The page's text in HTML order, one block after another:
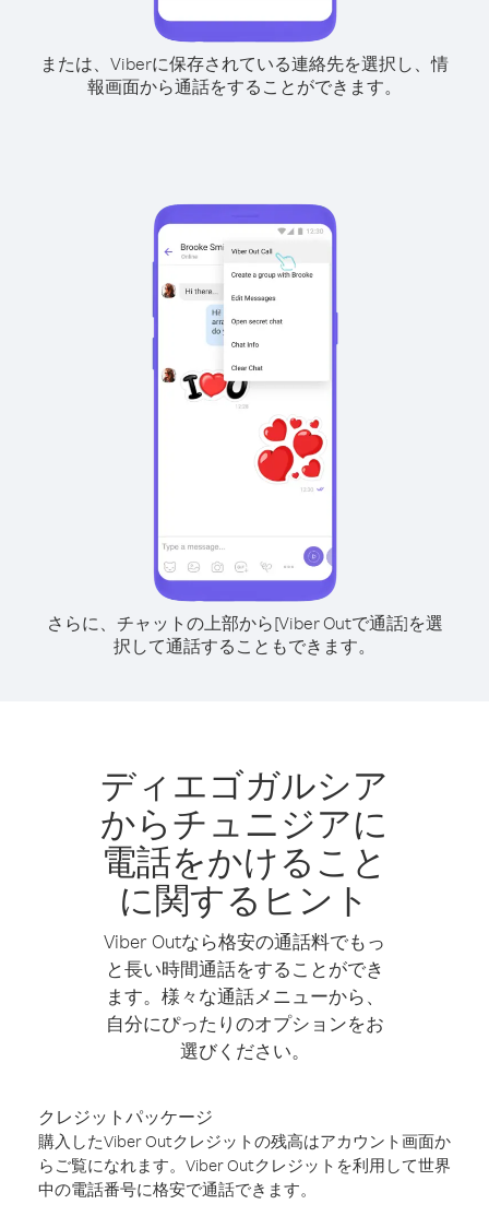
または、Viberに保存されている連絡先を選択し、情
報画面から通話をすることができます。
さらに、チャットの上部から[Viber Outで通話]を選
択して通話することもできます。
ディエゴガルシア
からチュニジアに
電話をかけること
に関するヒント
Viber Outなら格安の通話料でもっ
と長い時間通話をすることができ
ます。様々な通話メニューから、
自分にぴったりのオプションをお
選びください。
クレジットパッケージ
購入したViber Outクレジットの残高はアカウント画面か
らご覧になれます。Viber Outクレジットを利用して世界
中の電話番号に格安で通話できます。